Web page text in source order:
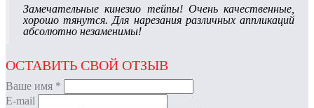
Замечательные кинезио тейпы! Очень качественные,
хорошо тянутся. Для нарезания различных аппликаций
абсолютно незаменимы!
ОСТАВИТЬ СВОЙ ОТЗЫВ
Ваше имя *
E-mail